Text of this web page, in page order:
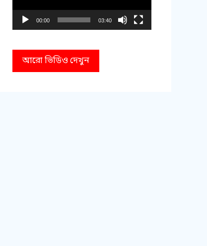
00:00 03:40
আরো ভিডিও দেখুন